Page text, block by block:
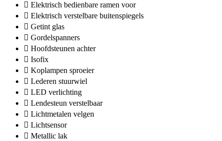
Elektrisch bedienbare ramen voor
Elektrisch verstelbare buitenspiegels
Getint glas
Gordelspanners
Hoofdsteunen achter
Isofix
Koplampen sproeier
Lederen stuurwiel
LED verlichting
Lendesteun verstelbaar
Lichtmetalen velgen
Lichtsensor
Metallic lak